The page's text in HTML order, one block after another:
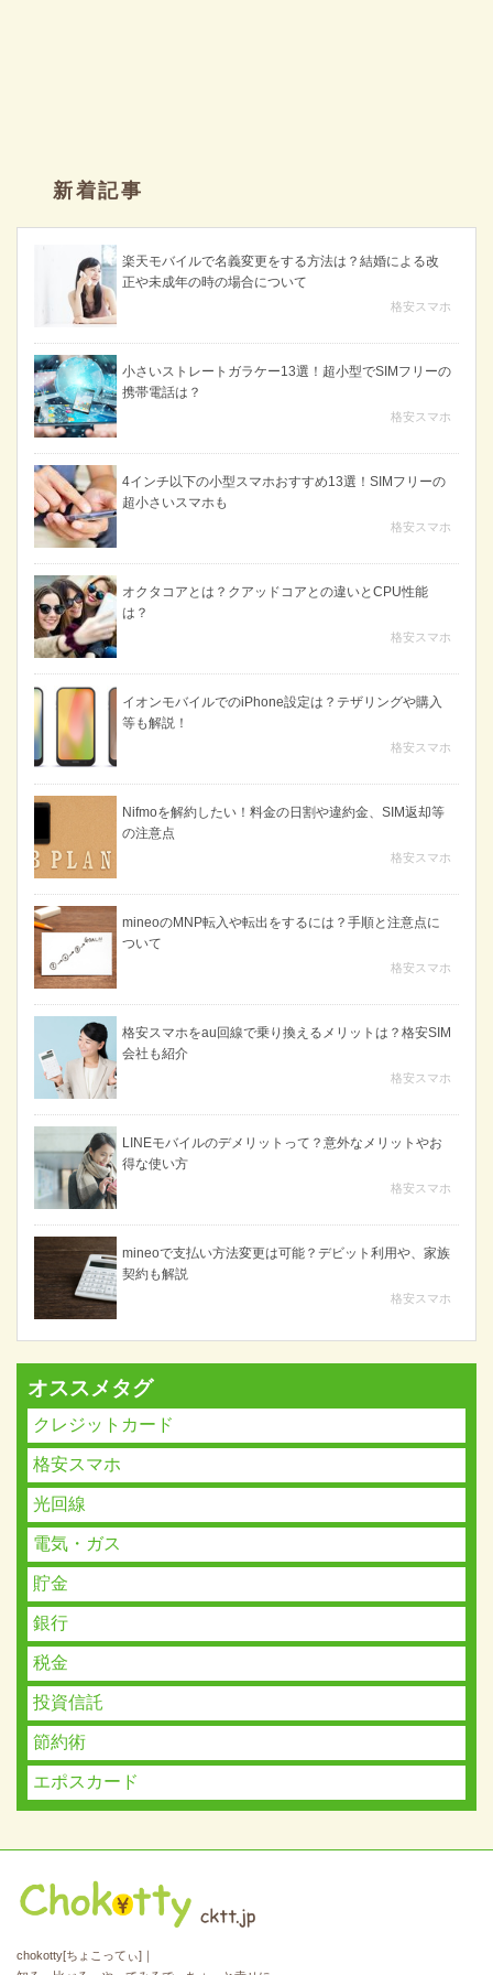
新着記事
楽天モバイルで名義変更をする方法は？結婚による改
正や未成年の時の場合について
格安スマホ
小さいストレートガラケー13選！超小型でSIMフリーの
携帯電話は？
格安スマホ
4インチ以下の小型スマホおすすめ13選！SIMフリーの
超小さいスマホも
格安スマホ
オクタコアとは？クアッドコアとの違いとCPU性能
は？
格安スマホ
イオンモバイルでのiPhone設定は？テザリングや購入
等も解説！
格安スマホ
Nifmoを解約したい！料金の日割や違約金、SIM返却等
の注意点
格安スマホ
mineoのMNP転入や転出をするには？手順と注意点に
ついて
格安スマホ
格安スマホをau回線で乗り換えるメリットは？格安SIM
会社も紹介
格安スマホ
LINEモバイルのデメリットって？意外なメリットやお
得な使い方
格安スマホ
mineoで支払い方法変更は可能？デビット利用や、家族
契約も解説
格安スマホ
オススメタグ
クレジットカード
格安スマホ
光回線
電気・ガス
貯金
銀行
税金
投資信託
節約術
エポスカード
chokotty[ちょこってぃ]｜